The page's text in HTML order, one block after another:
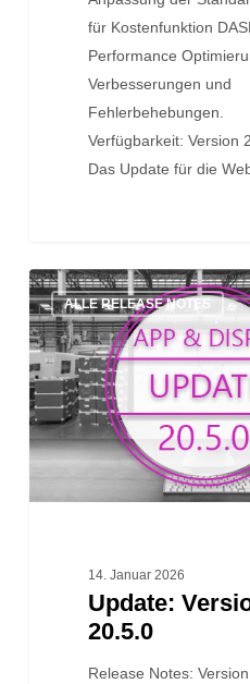
für Kostenfunktion
Performance
Verbesserungen und
Fehlerbehebungen.
Verfügbarkeit: Version
Das Update für die
Update:
Version
20.5.0
ALLE RELEASE NOTES
14. Januar 2026
Update:
20.5.0
Release Notes: